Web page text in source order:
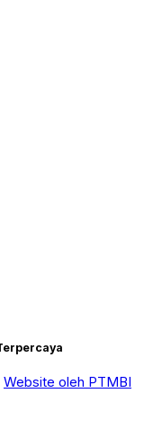
Website oleh PTMBI